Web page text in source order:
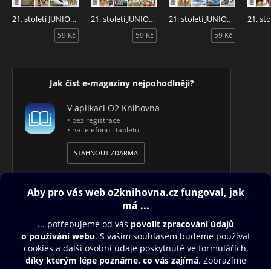
21. století JUNIOR 5/2026
59 Kč
21. století JUNIOR 4/2026
59 Kč
21. století JUNIOR 3/2026
59 Kč
Jak číst e-magazíny nejpohodlněji?
V aplikaci O2 Knihovna
• bez registrace
• na telefonu i tabletu
STÁHNOUT ZDARMA
Obsah ke stažení
Moje O2 Knihovna